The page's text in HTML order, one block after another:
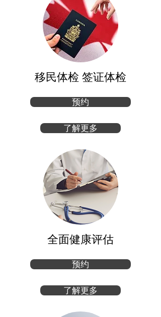
移民体检 签证体检
预约
了解更多
全面健康评估
预约
了解更多